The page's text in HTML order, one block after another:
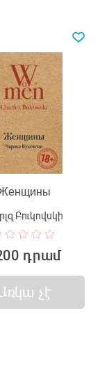
Բուկովսկի
դրամ
չէ